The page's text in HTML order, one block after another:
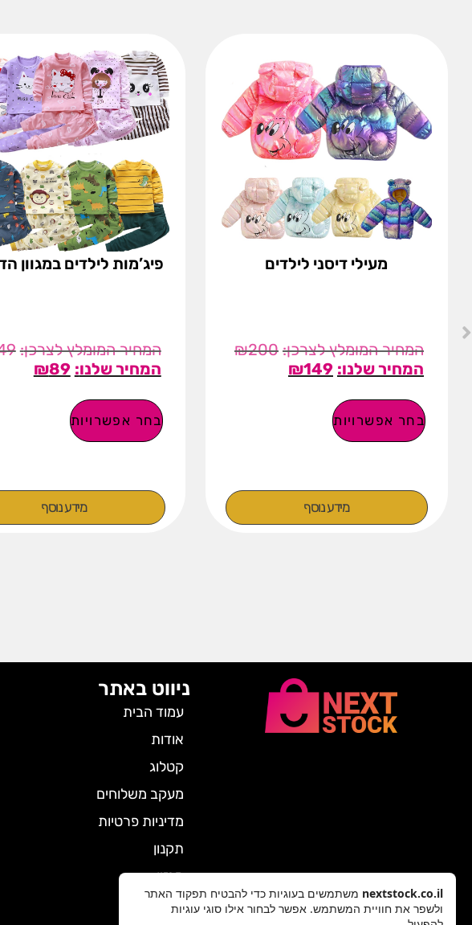
מעילי דיסני לילדים
₪200
₪149
בחר אפשרויות
מידע נוסף
פיג’מות לילדים במגוון
₪89
בחר אפשרויות
מידע נוסף
ניווט באתר
עמוד הבית
אודות
קטלוג
מעקב משלוחים
מדיניות פרטיות
תקנון
מגזין
צרו קשר
nextstock.co.il משתמשים בעוגיות כדי להבטיח תפקוד האתר
ולשפר את חוויית המשתמש. אפשר לבחור אילו סוגי עוגיות